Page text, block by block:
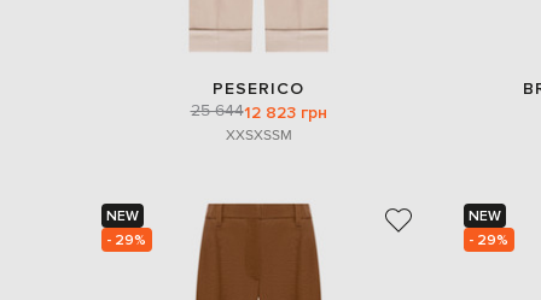
PESERICO
25 64412 823 грн
XXSXSSM
NEW
- 29%
NEW
- 29%